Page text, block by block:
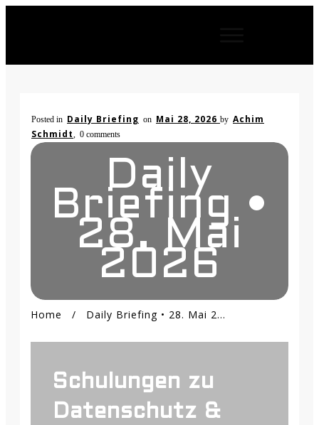
Posted in Daily Briefing on Mai 28, 2026 by Achim
Schmidt
0 comments
Daily
Briefing •
28. Mai
2026
Home / Daily Briefing • 28. Mai 2026
Schulungen zu
Datenschutz &